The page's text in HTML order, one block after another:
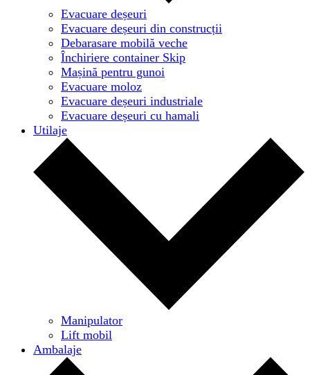
Evacuare deșeuri
Evacuare deșeuri din construcții
Debarasare mobilă veche
Închiriere container Skip
Mașină pentru gunoi
Evacuare moloz
Evacuare deșeuri industriale
Evacuare deșeuri cu hamali
Utilaje
Manipulator
Lift mobil
Ambalaje